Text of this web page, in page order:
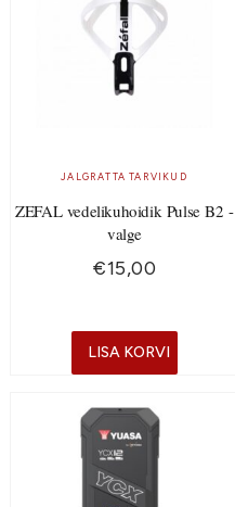
JALGRATTA TARVIKUD
ZEFAL vedelikuhoidik Pulse B2 -
valge
€15,00
LISA KORVI